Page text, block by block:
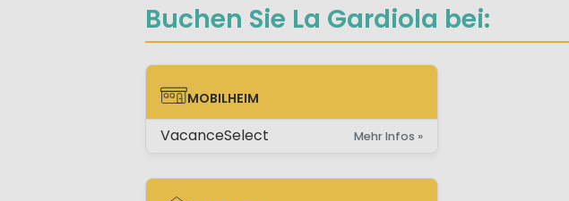
Buchen Sie La Gardiola bei:
MOBILHEIM
MOBILHEIM
VacanceSelect Mehr Infos »